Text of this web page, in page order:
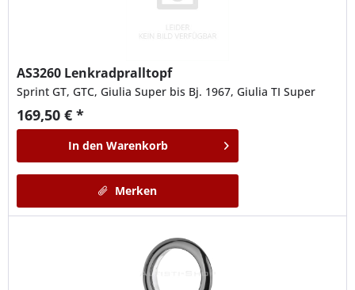
AS3260 Lenkradpralltopf
Sprint GT, GTC, Giulia Super bis Bj. 1967, Giulia TI Super
169,50 € *
In den Warenkorb
Merken